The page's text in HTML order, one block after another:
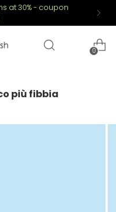
at 30% - coupon
0
più fibbia